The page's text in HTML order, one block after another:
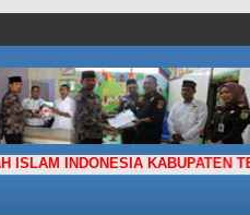
KABUPATEN TEBO